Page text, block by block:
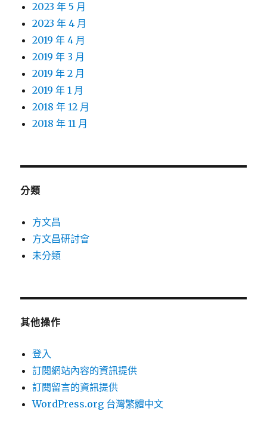
2023 年 5 月
2023 年 4 月
2019 年 4 月
2019 年 3 月
2019 年 2 月
2019 年 1 月
2018 年 12 月
2018 年 11 月
分類
方文昌
方文昌研討會
未分類
其他操作
登入
訂閱網站內容的資訊提供
訂閱留言的資訊提供
WordPress.org 台灣繁體中文